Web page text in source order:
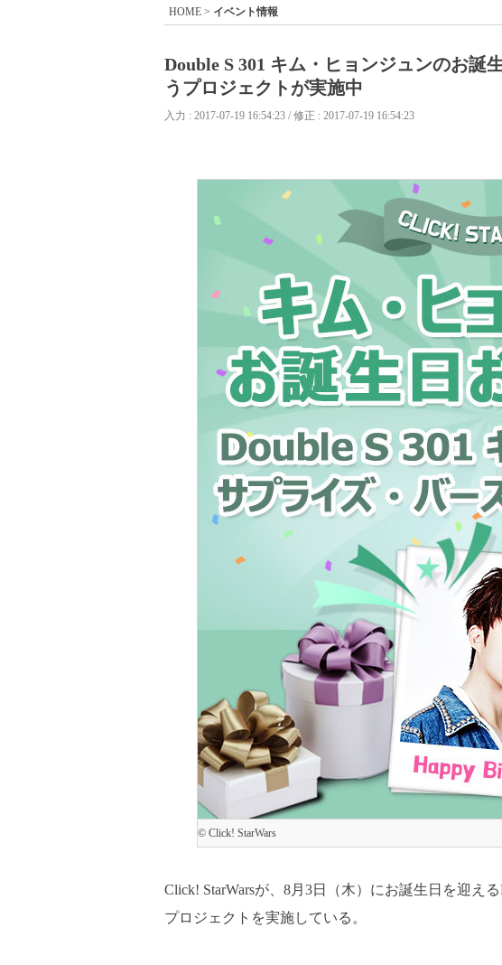
HOME > イベント情報
Double S 301 キム・ヒョンジュンのお誕
うプロジェクトが実施中
入力 : 2017-07-19 16:54:23 / 修正 : 2017-07-19 16:54:23
© Click! StarWars
Click! StarWarsが、8月3日（木）にお誕生日を迎え
プロジェクトを実施している。